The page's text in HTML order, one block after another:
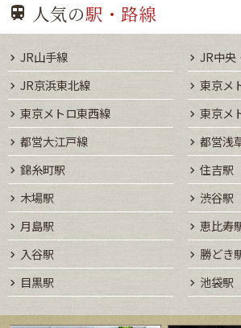
人気の駅・路線
JR山手線
JR中央
JR京浜東北線
東京メ
東京メトロ東西線
東京メ
都営大江戸線
都営浅
錦糸町駅
住吉駅
木場駅
渋谷駅
月島駅
恵比寿
入谷駅
勝どき
目黒駅
池袋駅